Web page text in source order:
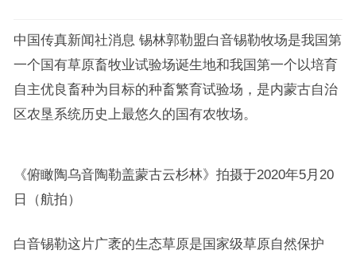
中国传真新闻社消息 锡林郭勒盟白音锡勒牧场是我国第
一个国有草原畜牧业试验场诞生地和我国第一个以培育
自主优良畜种为目标的种畜繁育试验场，是内蒙古自治
区农垦系统历史上最悠久的国有农牧场。
《俯瞰陶乌音陶勒盖蒙古云杉林》拍摄于2020年5月20
日（航拍）
白音锡勒这片广袤的生态草原是国家级草原自然保护